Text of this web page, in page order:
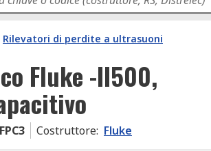
Rilevatori di perdite a ultrasuoni
Fluke -II500,
Costruttore: Fluke